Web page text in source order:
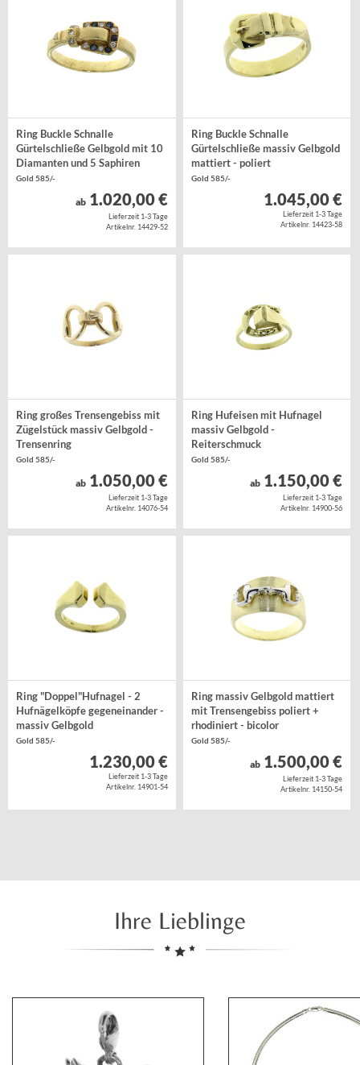
Ring Buckle Schnalle
Gürtelschließe Gelbgold mit 10
Diamanten und 5 Saphiren
Gold 585/-
ab1.020,00 €
Lieferzeit 1-3 Tage
Artikelnr. 14429-52
Ring Buckle Schnalle
Gürtelschließe massiv Gelbgold
mattiert - poliert
Gold 585/-
1.045,00 €
Lieferzeit 1-3 Tage
Artikelnr. 14423-58
Ring großes Trensengebiss mit
Zügelstück massiv Gelbgold -
Trensenring
Gold 585/-
ab1.050,00 €
Lieferzeit 1-3 Tage
Artikelnr. 14076-54
Ring Hufeisen mit Hufnagel
massiv Gelbgold -
Reiterschmuck
Gold 585/-
ab 1.150,00 €
Lieferzeit 1-3 Tage
Artikelnr. 14900-56
Ring "Doppel"Hufnagel - 2
Hufnägelköpfe gegeneinander -
massiv Gelbgold
Gold 585/-
1.230,00 €
Lieferzeit 1-3 Tage
Artikelnr. 14901-54
Ring massiv Gelbgold mattiert
mit Trensengebiss poliert +
rhodiniert - bicolor
Gold 585/-
ab 1.500,00 €
Lieferzeit 1-3 Tage
Artikelnr. 14150-54
Ihre Lieblinge